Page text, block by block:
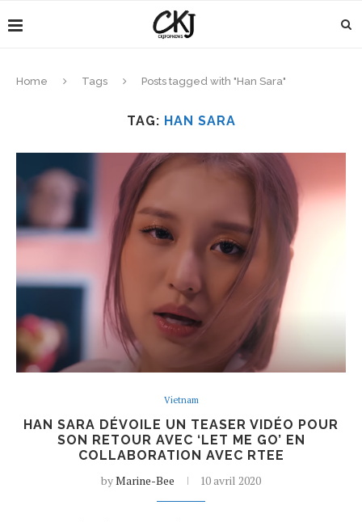
Home Tags Posts tagged with "Han Sara"
TAG: HAN SARA
Vietnam
HAN SARA DÉVOILE UN TEASER VIDÉO POUR
SON RETOUR AVEC ‘LET ME GO’ EN
COLLABORATION AVEC RTEE
byMarine-Bee 10 avril 2020